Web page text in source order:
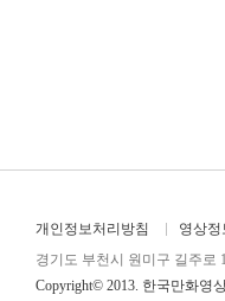
개인정보처리방침 영상정
경기도 부천시 원미구 길주로
Copyright© 2013. 한국만화영